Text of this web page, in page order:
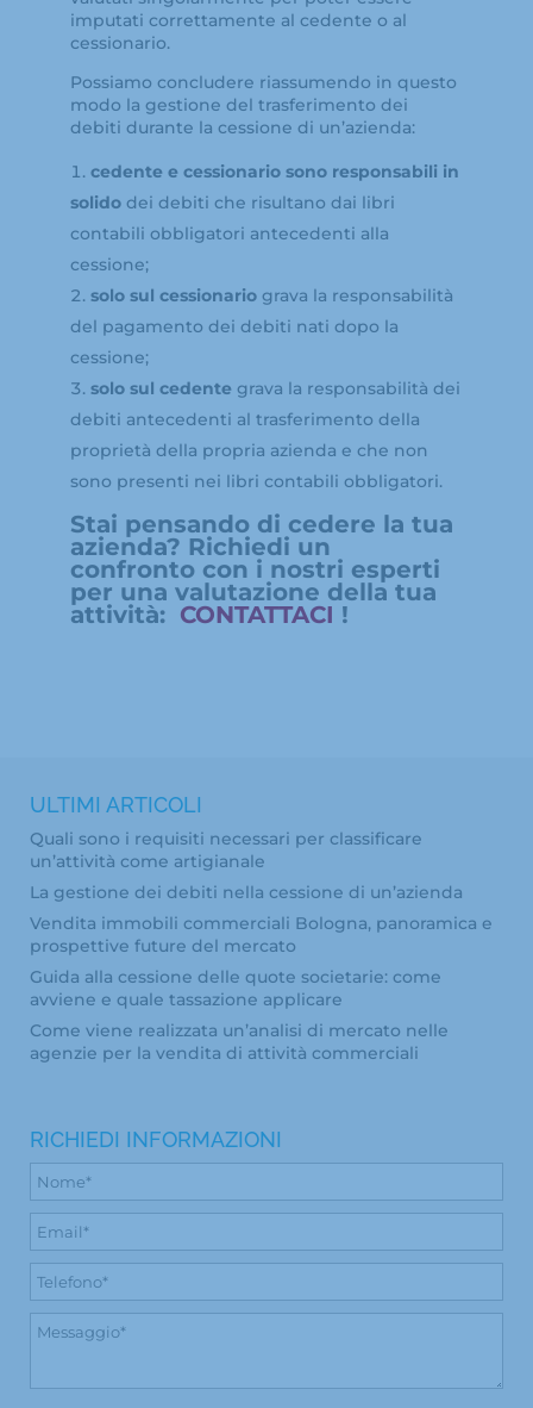
imputati correttamente al cedente o al
cessionario.
Possiamo concludere riassumendo in questo
modo la gestione del trasferimento dei
debiti durante la cessione di un’azienda:
cedente e cessionario sono responsabili in
solido dei debiti che risultano dai libri
contabili obbligatori antecedenti alla
cessione;
solo sul cessionario grava la responsabilità
del pagamento dei debiti nati dopo la
cessione;
solo sul cedente grava la responsabilità dei
debiti antecedenti al trasferimento della
proprietà della propria azienda e che non
sono presenti nei libri contabili obbligatori.
Stai pensando di cedere la tua
azienda? Richiedi un
confronto con i nostri esperti
per una valutazione della tua
attività: CONTATTACI !
ULTIMI ARTICOLI
Quali sono i requisiti necessari per classificare
un’attività come artigianale
La gestione dei debiti nella cessione di un’azienda
Vendita immobili commerciali Bologna, panoramica e
prospettive future del mercato
Guida alla cessione delle quote societarie: come
avviene e quale tassazione applicare
Come viene realizzata un’analisi di mercato nelle
agenzie per la vendita di attività commerciali
RICHIEDI INFORMAZIONI